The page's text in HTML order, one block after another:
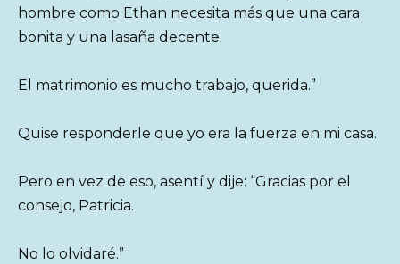
hombre como Ethan necesita más que una cara
bonita y una lasaña decente.
El matrimonio es mucho trabajo, querida.”
Quise responderle que yo era la fuerza en mi casa.
Pero en vez de eso, asentí y dije: “Gracias por el
consejo, Patricia.
No lo olvidaré.”